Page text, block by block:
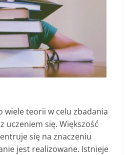
wiele teorii w celu zbadania
uczeniem się. Większość
się na znaczeniu
jest realizowane. Istnieje